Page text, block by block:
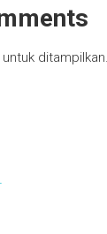
ditampilkan.